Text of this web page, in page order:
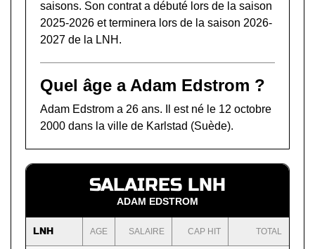
saisons. Son contrat a débuté lors de la saison
2025-2026 et terminera lors de la saison 2026-
2027 de la LNH.
Quel âge a Adam Edstrom ?
Adam Edstrom a 26 ans. Il est né le 12 octobre
2000 dans la ville de Karlstad (Suède).
SALAIRES LNH
ADAM EDSTROM
LNH AGE SALAIRE CAP HIT TOTAL